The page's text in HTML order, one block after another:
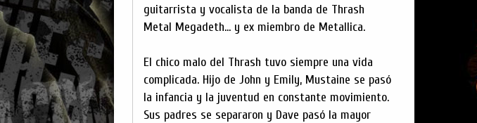
guitarrista y vocalista de la banda de Thrash
Metal Megadeth... y ex miembro de Metallica.
El chico malo del Thrash tuvo siempre una vida
complicada. Hijo de John y Emily, Mustaine se pasó
la infancia y la juventud en constante movimiento.
Sus padres se separaron y Dave pasó la mayor